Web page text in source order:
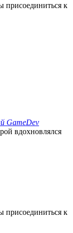
присоединиться к
GameDev
вдохновлялся
присоединиться к